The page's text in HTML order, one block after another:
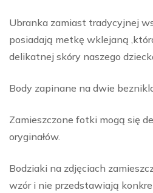
Ubranka zamiast tradycyjnej
posiadają metkę wklejaną
delikatnej skóry naszego
Body zapinane na dwie
Zamieszczone fotki mogą się
oryginałów.
Bodziaki na zdjęciach
wzór i nie przedstawiają